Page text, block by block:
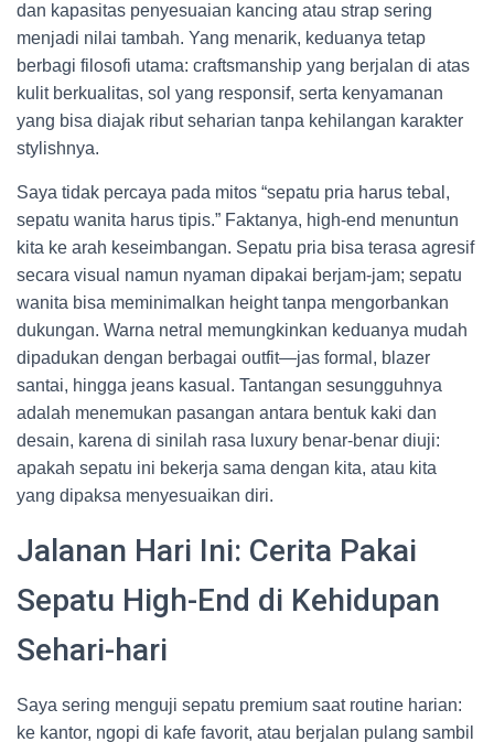
dan kapasitas penyesuaian kancing atau strap sering
menjadi nilai tambah. Yang menarik, keduanya tetap
berbagi filosofi utama: craftsmanship yang berjalan di atas
kulit berkualitas, sol yang responsif, serta kenyamanan
yang bisa diajak ribut seharian tanpa kehilangan karakter
stylishnya.
Saya tidak percaya pada mitos “sepatu pria harus tebal,
sepatu wanita harus tipis.” Faktanya, high-end menuntun
kita ke arah keseimbangan. Sepatu pria bisa terasa agresif
secara visual namun nyaman dipakai berjam-jam; sepatu
wanita bisa meminimalkan height tanpa mengorbankan
dukungan. Warna netral memungkinkan keduanya mudah
dipadukan dengan berbagai outfit—jas formal, blazer
santai, hingga jeans kasual. Tantangan sesungguhnya
adalah menemukan pasangan antara bentuk kaki dan
desain, karena di sinilah rasa luxury benar-benar diuji:
apakah sepatu ini bekerja sama dengan kita, atau kita
yang dipaksa menyesuaikan diri.
Jalanan Hari Ini: Cerita Pakai
Sepatu High-End di Kehidupan
Sehari-hari
Saya sering menguji sepatu premium saat routine harian:
ke kantor, ngopi di kafe favorit, atau berjalan pulang sambil